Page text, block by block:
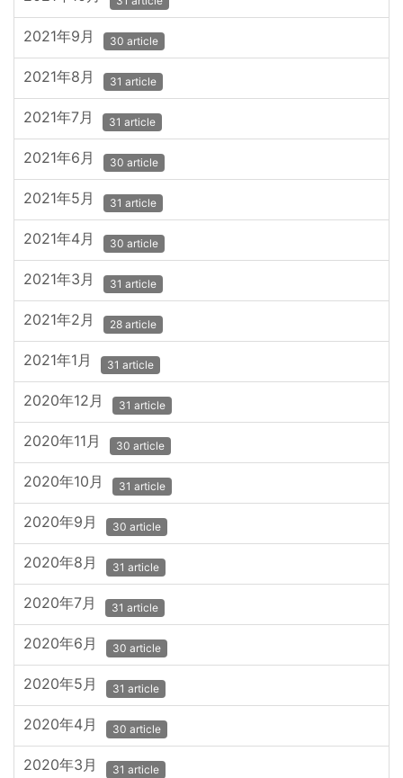
2021年9月 30 article
2021年8月 31 article
2021年7月 31 article
2021年6月 30 article
2021年5月 31 article
2021年4月 30 article
2021年3月 31 article
2021年2月 28 article
2021年1月 31 article
2020年12月 31 article
2020年11月 30 article
2020年10月 31 article
2020年9月 30 article
2020年8月 31 article
2020年7月 31 article
2020年6月 30 article
2020年5月 31 article
2020年4月 30 article
2020年3月 31 article